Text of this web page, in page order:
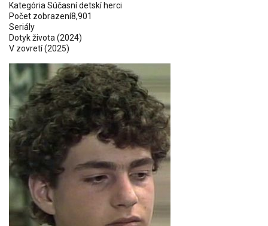
KategóriaSúčasní detskí herci
Počet zobrazení8,901
Seriály
Dotyk života (2024)
V zovretí(2025)